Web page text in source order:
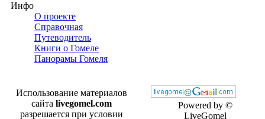
Инфо
О проекте
Справочная
Путеводитель
Книги о Гомеле
Панорамы Гомеля
Powered by ©
LiveGomel
Использование материалов
сайта livegomel.com
разрешается при условии